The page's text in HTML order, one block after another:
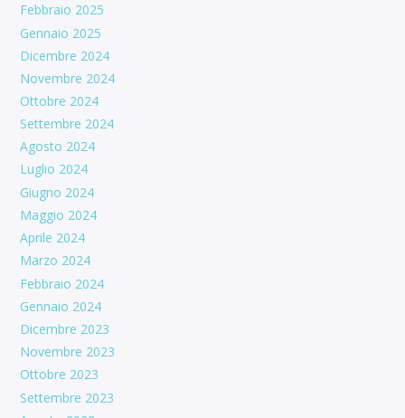
Febbraio 2025
Gennaio 2025
Dicembre 2024
Novembre 2024
Ottobre 2024
Settembre 2024
Agosto 2024
Luglio 2024
Giugno 2024
Maggio 2024
Aprile 2024
Marzo 2024
Febbraio 2024
Gennaio 2024
Dicembre 2023
Novembre 2023
Ottobre 2023
Settembre 2023